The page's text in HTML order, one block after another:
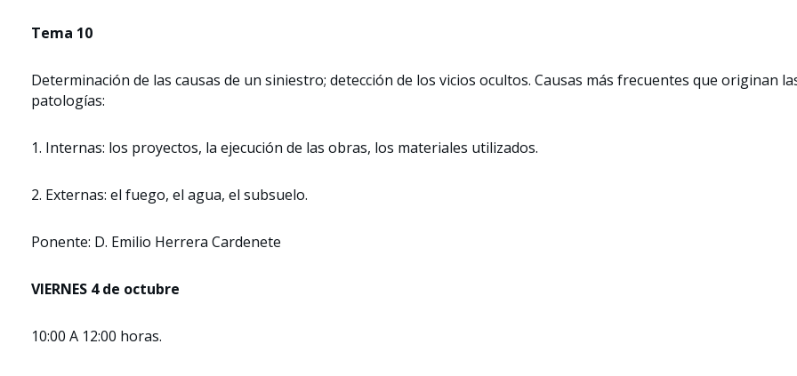
Tema 10
Determinación de las causas de un siniestro; detección de los vicios ocultos. Causas más frecuentes que originan
patologías:
1. Internas: los proyectos, la ejecución de las obras, los materiales utilizados.
2. Externas: el fuego, el agua, el subsuelo.
Ponente: D. Emilio Herrera Cardenete
VIERNES 4 de octubre
10:00 A 12:00 horas.